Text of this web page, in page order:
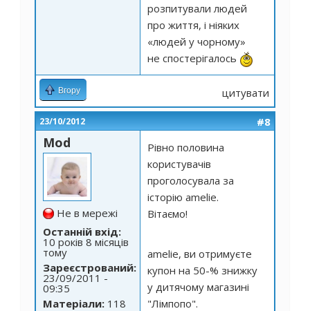
розпитували людей
про життя, і ніяких
«людей у чорному»
не спостерігалось
Вгору цитувати
23/10/2012 #8
Mod
Не в мережі
Останній вхід:
10 років 8 місяців
тому
Зареєстрований:
23/09/2011 -
09:35
Матеріали: 118
Рівно половина
користувачів
проголосувала за
історію amelie.
Вітаємо!
amelie, ви отримуєте
купон на 50-% знижку
у дитячому магазині
"Лімпопо".